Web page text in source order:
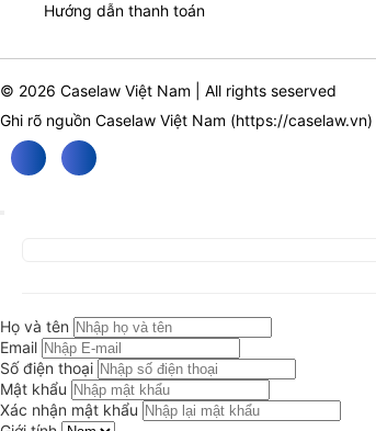
Hướng dẫn thanh toán
© 2026 Caselaw Việt Nam | All rights seserved
Ghi rõ nguồn Caselaw Việt Nam (https://caselaw.vn)
Họ và tên
Email
Số điện thoại
Mật khẩu
Xác nhận mật khẩu